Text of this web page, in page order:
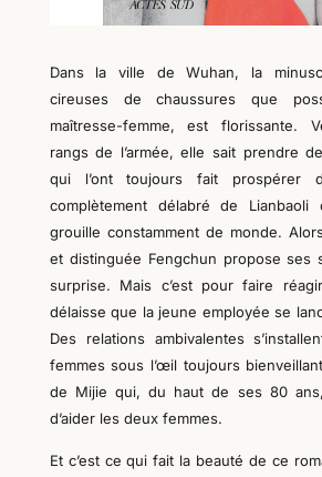
Dans la ville de Wuhan, la
cireuses de chaussures que
maîtresse-femme, est florissante.
rangs de l’armée, elle sait prendre
qui l’ont toujours fait prospérer
complètement délabré de
grouille constamment de monde.
et distinguée Fengchun propose ses
surprise. Mais c’est pour faire
délaisse que la jeune employée se
Des relations ambivalentes
femmes sous l’œil toujours
de Mijie qui, du haut de ses 80
d’aider les deux femmes.
Et c’est ce qui fait la beauté de ce